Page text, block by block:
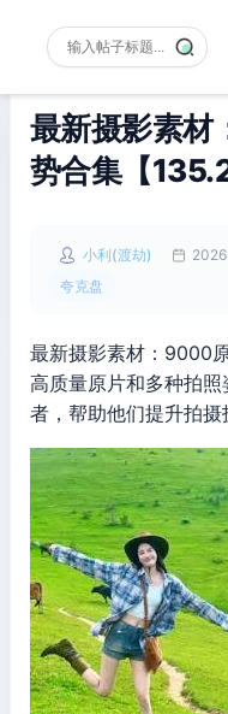
最新摄影素
势合集【
小利(渡劫)
夸克盘
最新摄影素材：9000
高质量原片和多种拍
者，帮助他们提升拍